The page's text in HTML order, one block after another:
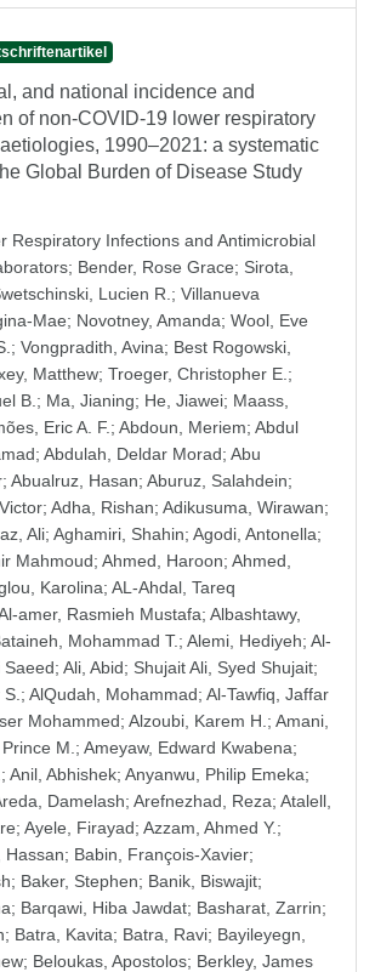
and national incidence and
of non-COVID-19 lower respiratory
1990–2021: a systematic
Global Burden of Disease Study
Respiratory Infections and Antimicrobial
; Bender, Rose Grace; Sirota,
Lucien R. ; Villanueva
Mae; Novotney, Amanda; Wool, Eve
; Vongpradith, Avina; Best Rogowski,
Matthew; Troeger, Christopher E. ;
B. ; Ma, Jianing; He, Jiawei; Maass,
Eric A. F. ; Abdoun, Meriem; Abdul
; Abdulah, Deldar Morad; Abu
; Abualruz, Hasan; Aburuz, Salahdein;
; Adha, Rishan; Adikusuma, Wirawan;
Ali; Aghamiri, Shahin; Agodi, Antonella;
Mahmoud; Ahmed, Haroon; Ahmed,
Karolina; AL-Ahdal, Tareq
amer, Rasmieh Mustafa; Albashtawy,
Mohammad T.; Alemi, Hediyeh; Al-
Saeed; Ali, Abid; Shujait Ali, Syed Shujait;
; AlQudah, Mohammad; Al-Tawfiq, Jaffar
Mohammed; Alzoubi, Karem H. ; Amani,
M. ; Ameyaw, Edward Kwabena;
; Anil, Abhishek; Anyanwu, Philip Emeka;
Damelash; Arefnezhad, Reza; Atalell,
; Ayele, Firayad; Azzam, Ahmed Y.;
Hassan; Babin, François-Xavier;
; Baker, Stephen; Banik, Biswajit;
; Barqawi, Hiba Jawdat; Basharat, Zarrin;
; Batra, Kavita; Batra, Ravi; Bayileyegn,
; Beloukas, Apostolos; Berkley, James